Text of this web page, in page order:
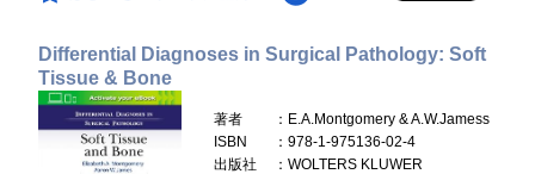
Differential Diagnoses in Surgical Pathology: Soft
Tissue & Bone
著者
：E.A.Montgomery & A.W.Jamess
ISBN
：978-1-975136-02-4
出版社
：WOLTERS KLUWER